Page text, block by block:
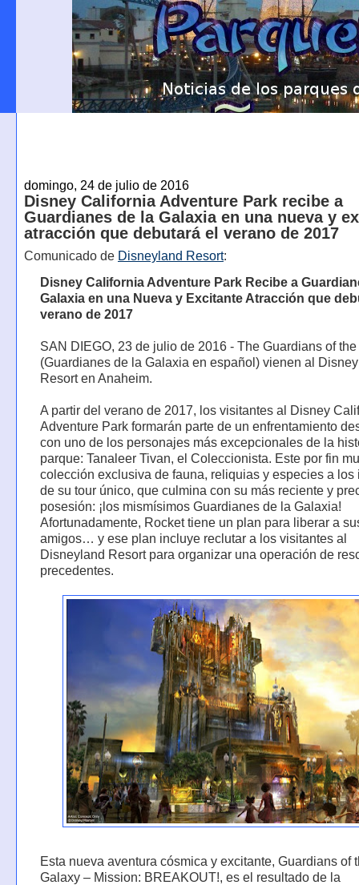
domingo, 24 de julio de 2016
Disney California Adventure Park recibe a
Guardianes de la Galaxia en una nueva y
atracción que debutará el verano de 2017
Comunicado de Disneyland Resort:
Disney California Adventure Park Recibe a
Galaxia en una Nueva y Excitante Atracción que
verano de 2017
SAN DIEGO, 23 de julio de 2016 - The Guardians of
(Guardianes de la Galaxia en español) vienen al
Resort en Anaheim.
A partir del verano de 2017, los visitantes al Disney
Adventure Park formarán parte de un enfrentamiento
con uno de los personajes más excepcionales de la
parque: Tanaleer Tivan, el Coleccionista. Este por fin
colección exclusiva de fauna, reliquias y especies a los
de su tour único, que culmina con su más reciente y
posesión: ¡los mismísimos Guardianes de la Galaxia!
Afortunadamente, Rocket tiene un plan para liberar a
amigos… y ese plan incluye reclutar a los visitantes al
Disneyland Resort para organizar una operación de
precedentes.
Esta nueva aventura cósmica y excitante, Guardians of
Galaxy – Mission: BREAKOUT!, es el resultado de la